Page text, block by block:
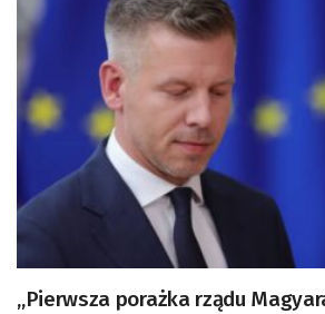
„Pierwsza porażka rządu